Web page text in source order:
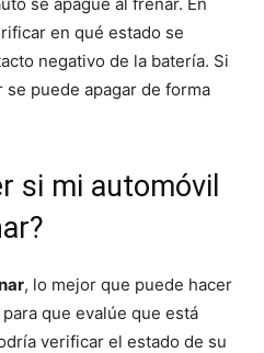
en qué estado se
negativo de la batería. Si
puede apagar de forma
si mi automóvil
, lo mejor que puede hacer
que evalúe que está
verificar el estado de su